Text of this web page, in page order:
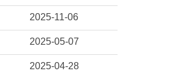
2025-11-06
2025-05-07
2025-04-28